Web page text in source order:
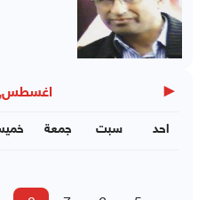
◀ اغسطس,
جمعة سبت احد